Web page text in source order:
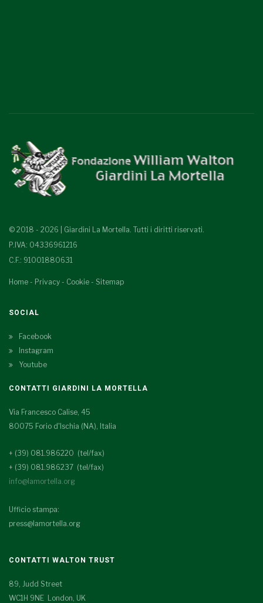
© 2018 - 2026 | Giardini La Mortella. Tutti i diritti riservati.
P.IVA: 04336961216
C.F.: 91001880631
Home - Privacy - Cookie - Sitemap
SOCIAL
Facebook
Instagram
Youtube
CONTATTI GIARDINI LA MORTELLA
Via Francesco Calise, 45
80075 Forio d'Ischia (NA), Italia
+ (39) 081.986220 (tel/fax)
+ (39) 081.986237 (tel/fax)
info@lamortella.org
Ufficio stampa:
press@lamortella.org
CONTATTI WALTON TRUST
89, Judd Street
WC1H 9NE London, UK